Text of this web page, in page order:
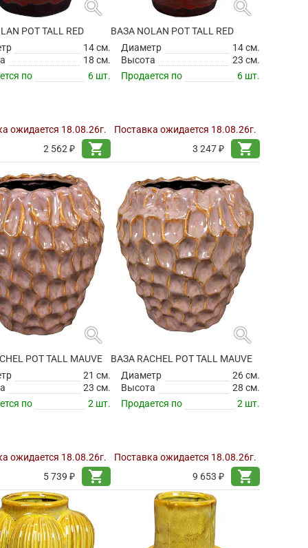
search
POT TALL RED
14 см.
18 см.
по
6 шт.
ожидается 18.08.26г.
2 562 ₽
shopping_cart
search
ВАЗА NOLAN POT TALL RED
Диаметр
14 см.
Высота
23 см.
Продается по
6 шт.
Поставка ожидается 18.08.26г.
3 247 ₽
shopping_cart
search
POT TALL MAUVE
21 см.
23 см.
по
2 шт.
ожидается 18.08.26г.
5 739 ₽
shopping_cart
search
ВАЗА RACHEL POT TALL MAUVE
Диаметр
26 см.
Высота
28 см.
Продается по
2 шт.
Поставка ожидается 18.08.26г.
9 653 ₽
shopping_cart